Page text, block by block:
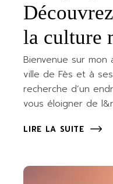
la culture
Bienvenue sur
ville de Fès et à
recherche d’un
vous éloigner de
LIRE LA SUITE